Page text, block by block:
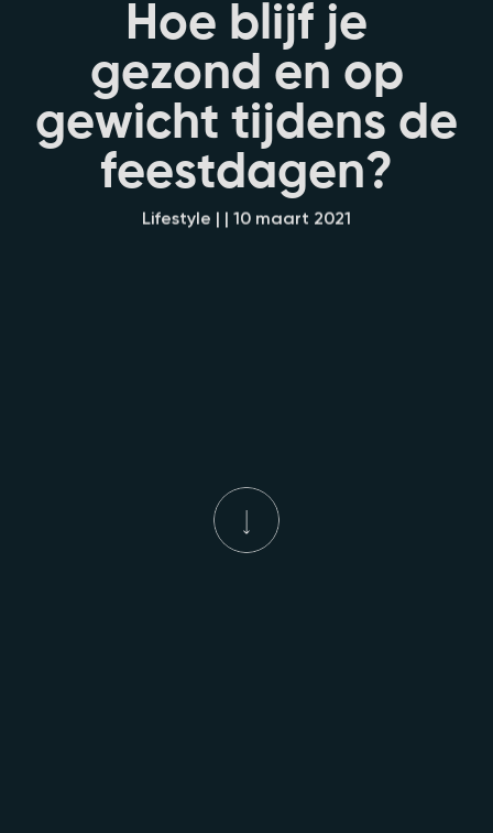
Hoe blijf je
gezond en op
gewicht tijdens de
feestdagen?
Lifestyle | | 10 maart 2021